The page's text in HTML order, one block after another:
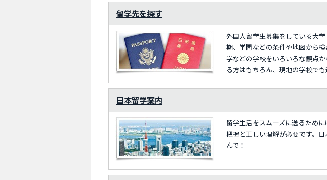
留学先を探す
外国人留学生募集をしている大
期、学問などの条件や地図から
学などの学校をいろいろな観点
る方はもちろん、現地の学校でも
日本留学案内
留学生活をスムーズに送るため
把握と正しい理解が必要です。
んで！